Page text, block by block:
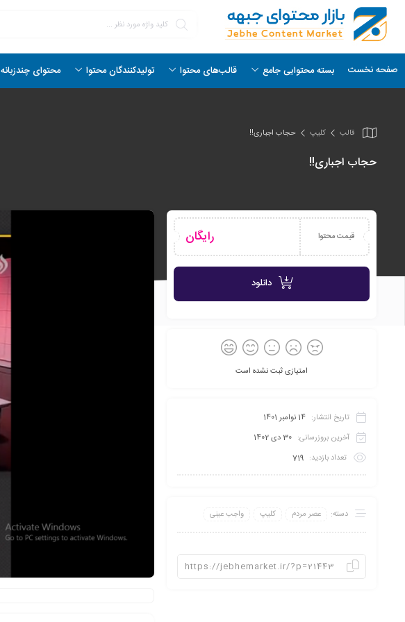
صفحه نخست بسته محتوایی جامع قالب‌های محتوا تولیدکنندگان محتوا محتوای چندزبانه
قالب کلیپ حجاب اجباری!!
حجاب اجباری!!
قیمت محتوا رایگان
دانلود
امتیازی ثبت نشده است
تاریخ انتشار: 14 نوامبر 1401
آخرین بروزرسانی: 30 دی 1402
تعداد بازدید: 719
دسته: عصر مردم کلیپ واجب عینی